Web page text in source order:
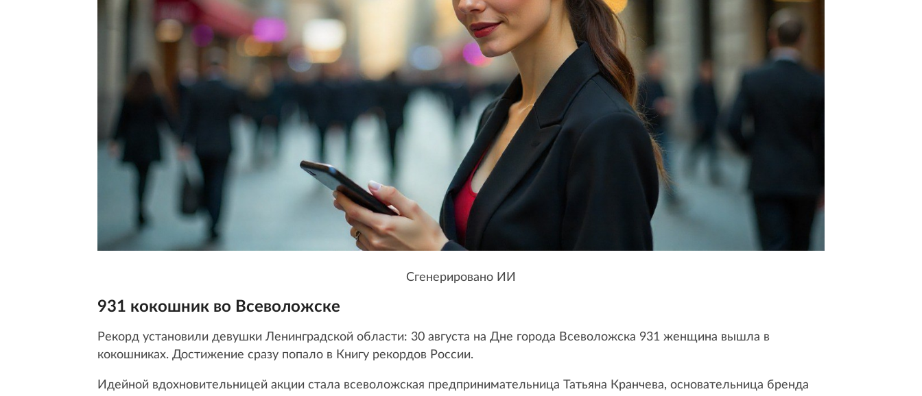
Сгенерировано ИИ
931 кокошник во Всеволожске
Рекорд установили девушки Ленинградской области: 30 августа на Дне города Всеволожска 931 женщина вышла в
кокошниках. Достижение сразу попало в Книгу рекордов России.
Идейной вдохновительницей акции стала всеволожская предпринимательница Татьяна Кранчева, основательница бренда